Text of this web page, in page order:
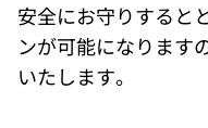
安全にお守りすると
ンが可能になります
いたします。